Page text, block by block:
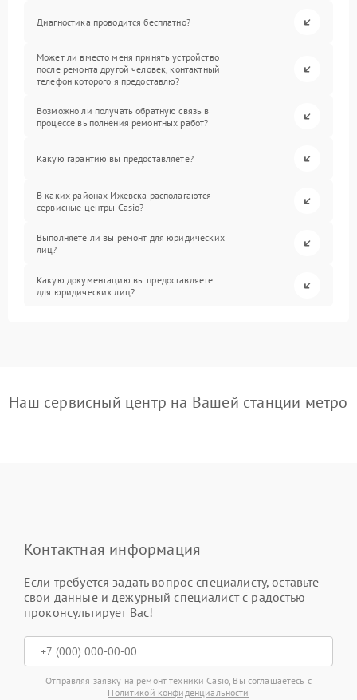
Диагностика проводится бесплатно?
Может ли вместо меня принять устройство
после ремонта другой человек, контактный
телефон которого я предоставлю?
Возможно ли получать обратную связь в
процессе выполнения ремонтных работ?
Какую гарантию вы предоставляете?
В каких районах Ижевска располагаются
сервисные центры Casio?
Выполняете ли вы ремонт для юридических
лиц?
Какую документацию вы предоставляете
для юридических лиц?
Наш сервисный центр на Вашей станции метро
Контактная информация
Если требуется задать вопрос специалисту, оставьте
свои данные и дежурный специалист с радостью
проконсультирует Вас!
Отправляя заявку на ремонт техники Casio, Вы соглашаетесь с
Политикой конфиденциальности